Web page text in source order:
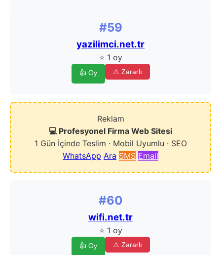
#59
yazilimci.net.tr
⭐ 1 oy
👍 Oy ⚠ Zararlı
Reklam
💻 Profesyonel Firma Web Sitesi
1 Gün İçinde Teslim · Mobil Uyumlu · SEO
WhatsApp Ara SMS Email
#60
wifi.net.tr
⭐ 1 oy
👍 Oy ⚠ Zararlı